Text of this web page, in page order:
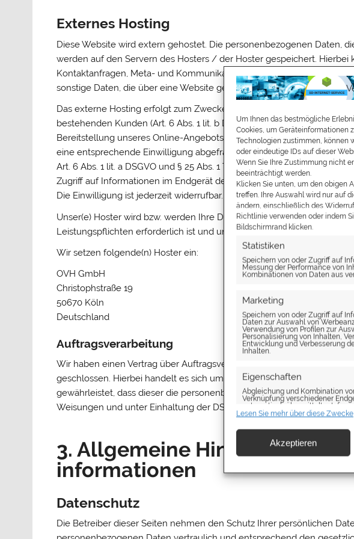
Um Ihnen das bestmögliche
Cookies, um Geräteinformationen
Technologien zustimmen, können
oder eindeutige IDs auf dieser
Wenn Sie Ihre Zustimmung nicht
beeinträchtigt werden.
Klicken Sie unten, um den obigen
treffen. Ihre Auswahl wird nur auf
ändern, einschließlich des
Richtlinie verwenden oder indem
Bildschirmrand klicken.
Statistiken
Speichern von oder Zugriff auf
Messung der Performance von
Kombinationen von Daten aus
Marketing
Speichern von oder Zugriff auf
Daten zur Auswahl von
Verwendung von Profilen zur
Personalisierung von Inhalten,
Entwicklung und Verbesserung
Inhalten.
Eigenschaften
Abgleichung und Kombination
Verknüpfung verschiedener
automatisch übermittelter
Gewährleistung der
Betrug und
Werbung und Inhalten,
speichern und übermitteln.
Lesen Sie mehr über diese Zwecke
Akzeptieren
Externes Hosting
Diese Website wird extern gehostet. Die personenbezogenen Daten,
werden auf den Servern des Hosters / der Hoster gespeichert. Hierbei
Kontaktanfragen, Meta- und Kommunikationsdaten, Vertragsdaten,
sonstige Daten, die über eine Website generiert werden, handeln.
Das externe Hosting erfolgt zum Zwecke der Vertragserfüllung
bestehenden Kunden (Art. 6 Abs. 1 lit. b DSGVO) und im Interesse
Bereitstellung unseres Online-Angebots durch einen professionellen
eine entsprechende Einwilligung abgefragt wurde, erfolgt die
Art. 6 Abs. 1 lit. a DSGVO und § 25 Abs. 1 TDDDG, soweit die
Zugriff auf Informationen im Endgerät des Nutzers (z. B. Device-
Die Einwilligung ist jederzeit widerrufbar.
Unser(e) Hoster wird bzw. werden Ihre Daten nur insoweit verarbeiten,
Leistungspflichten erforderlich ist und unsere Weisungen in Bezug auf
Wir setzen folgende(n) Hoster ein:
OVH GmbH
Christophstraße 19
50670 Köln
Deutschland
Auftragsverarbeitung
Wir haben einen Vertrag über Auftragsverarbeitung (AVV) zur Nutzung
geschlossen. Hierbei handelt es sich um einen datenschutzrechtlich
gewährleistet, dass dieser die personenbezogenen Daten unserer
Weisungen und unter Einhaltung der DSGVO verarbeitet.
3. Allgemeine Hinweise und
informationen
Datenschutz
Die Betreiber dieser Seiten nehmen den Schutz Ihrer persönlichen